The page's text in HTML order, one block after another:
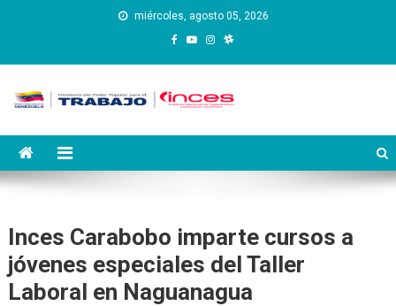
miércoles, agosto 05, 2026
Instituto Nacional de
Capacitación y Educación
Inces Carabobo imparte cursos a
jóvenes especiales del Taller
Laboral en Naguanagua